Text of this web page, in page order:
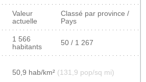
Valeur
actuelle
Classé par province /
Pays
1 566
habitants
50 / 1 267
50,9 hab/km² (131,9 pop/sq mi)